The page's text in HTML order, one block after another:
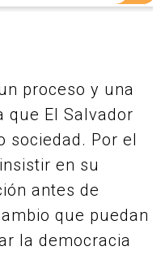
proceso y una
que El Salvador
sociedad. Por el
en su
antes de
que puedan
la democracia